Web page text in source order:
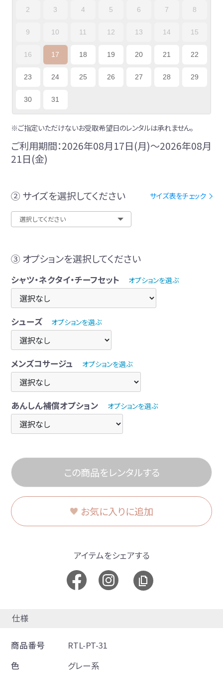
2 3 4 5 6 7 8
9 10 11 12 13 14 15
16 17 18 19 20 21 22
23 24 25 26 27 28 29
30 31
※ご指定いただけないお受取希望日のレンタルは承れません。
ご利用期間：2026年08月17日(月)～2026年08月
21日(金)
② サイズを選択してください サイズ表をチェック
③ オプションを選択してください
シャツ・ネクタイ・チーフセット オプションを選ぶ
シューズ オプションを選ぶ
メンズコサージュ オプションを選ぶ
あんしん補償オプション オプションを選ぶ
この商品をレンタルする
お気に入りに追加
アイテムをシェアする
仕様
商品番号
RTL-PT-31
色
グレー系